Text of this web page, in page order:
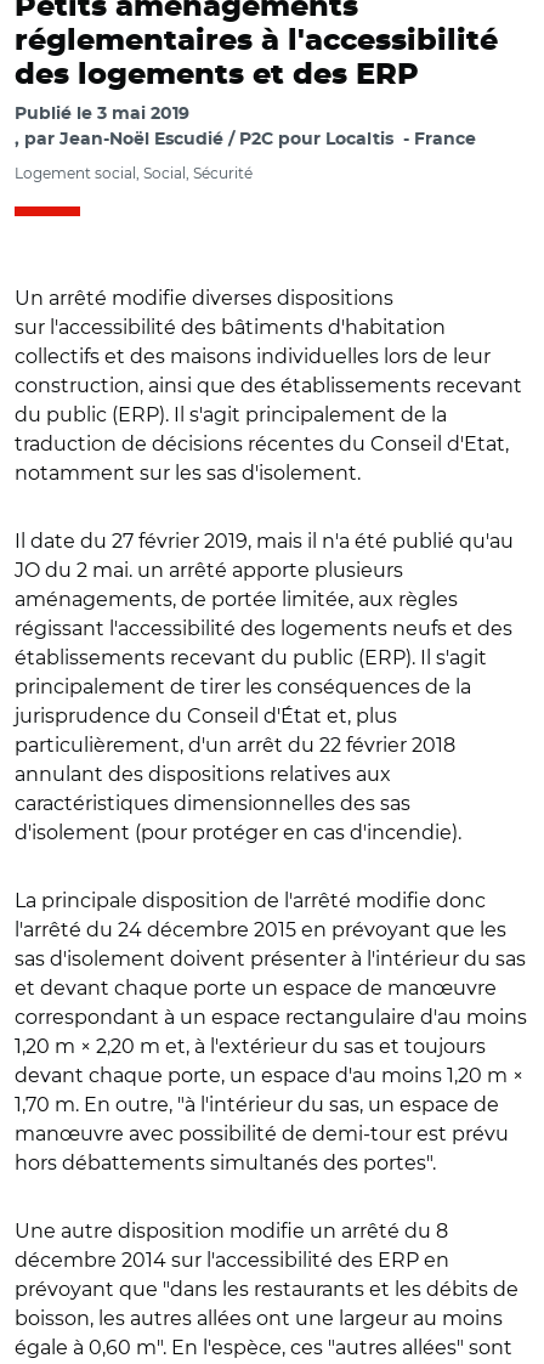
Petits aménagements
réglementaires à l'accessibilité
des logements et des ERP
Publié le 3 mai 2019
par Jean-Noël Escudié / P2C pour Localtis France
Logement social, Social, Sécurité
Un arrêté modifie diverses dispositions
sur l'accessibilité des bâtiments d'habitation
collectifs et des maisons individuelles lors de leur
construction, ainsi que des établissements recevant
du public (ERP). Il s'agit principalement de la
traduction de décisions récentes du Conseil d'Etat,
notamment sur les sas d'isolement.
Il date du 27 février 2019, mais il n'a été publié qu'au
JO du 2 mai. un arrêté apporte plusieurs
aménagements, de portée limitée, aux règles
régissant l'accessibilité des logements neufs et des
établissements recevant du public (ERP). Il s'agit
principalement de tirer les conséquences de la
jurisprudence du Conseil d'État et, plus
particulièrement, d'un arrêt du 22 février 2018
annulant des dispositions relatives aux
caractéristiques dimensionnelles des sas
d'isolement (pour protéger en cas d'incendie).
La principale disposition de l'arrêté modifie donc
l'arrêté du 24 décembre 2015 en prévoyant que les
sas d'isolement doivent présenter à l'intérieur du sas
et devant chaque porte un espace de manœuvre
correspondant à un espace rectangulaire d'au moins
1,20 m × 2,20 m et, à l'extérieur du sas et toujours
devant chaque porte, un espace d'au moins 1,20 m ×
1,70 m. En outre, "à l'intérieur du sas, un espace de
manœuvre avec possibilité de demi-tour est prévu
hors débattements simultanés des portes".
Une autre disposition modifie un arrêté du 8
décembre 2014 sur l'accessibilité des ERP en
prévoyant que "dans les restaurants et les débits de
boisson, les autres allées ont une largeur au moins
égale à 0,60 m". En l'espèce, ces "autres allées" sont